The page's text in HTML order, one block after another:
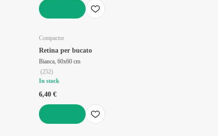
Compactor
Retina per bucato
Bianca, 60x60 cm
(252)
In stock
6,40 €